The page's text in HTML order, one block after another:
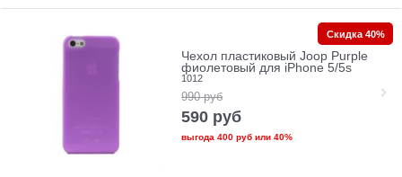
Чехол пластиковый Joop Purple
фиолетовый для iPhone 5/5s
1012
990 руб
590 руб
выгода 400 рубили 40%
Скидка 40%